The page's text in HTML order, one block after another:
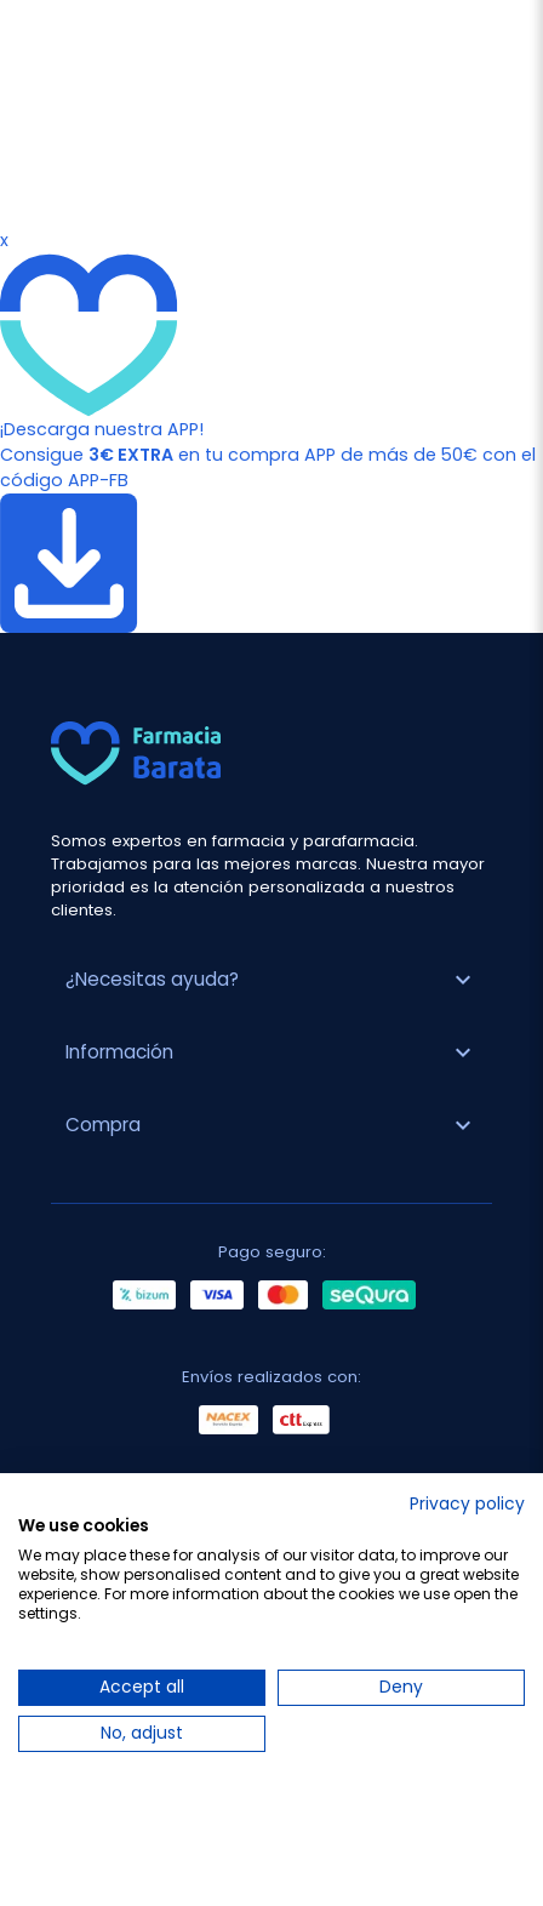
x
¡Descarga nuestra APP!
Consigue 3€ EXTRA en tu compra APP de más de 50€ con el
código APP-FB
Somos expertos en farmacia y parafarmacia.
Trabajamos para las mejores marcas. Nuestra mayor
prioridad es la atención personalizada a nuestros
clientes.
¿Necesitas ayuda? expand_more
Información expand_more
Compra expand_more
Pago seguro:
Envíos realizados con:
Privacy policy
We use cookies
We may place these for analysis of our visitor data, to improve our
website, show personalised content and to give you a great website
experience. For more information about the cookies we use open the
settings.
Accept all
Deny
No, adjust